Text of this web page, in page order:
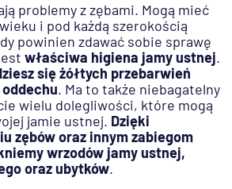
problemy z zębami. Mogą mieć
i pod każdą szerokością
powinien zdawać sobie sprawę
właściwa higiena jamy ustnej.
się żółtych przebarwień
. Ma to także niebagatelny
wielu dolegliwości, które mogą
jamie ustnej. Dzięki
zębów oraz innym zabiegom
wrzodów jamy ustnej,
oraz ubytków.